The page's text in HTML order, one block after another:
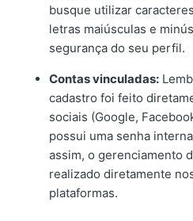
busque utilizar
letras maiúsculas e
segurança do seu perfil.
Contas vinculadas:
cadastro foi feito
sociais (Google,
possui uma senha
assim, o gerenciamento
realizado diretamente
plataformas.